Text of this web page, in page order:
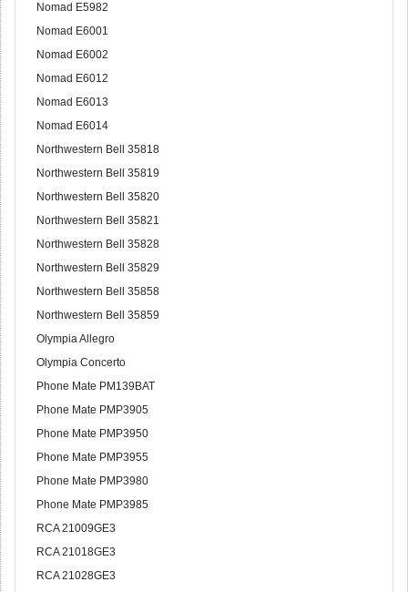
Nomad E5982
Nomad E6001
Nomad E6002
Nomad E6012
Nomad E6013
Nomad E6014
Northwestern Bell 35818
Northwestern Bell 35819
Northwestern Bell 35820
Northwestern Bell 35821
Northwestern Bell 35828
Northwestern Bell 35829
Northwestern Bell 35858
Northwestern Bell 35859
Olympia Allegro
Olympia Concerto
Phone Mate PM139BAT
Phone Mate PMP3905
Phone Mate PMP3950
Phone Mate PMP3955
Phone Mate PMP3980
Phone Mate PMP3985
RCA 21009GE3
RCA 21018GE3
RCA 21028GE3